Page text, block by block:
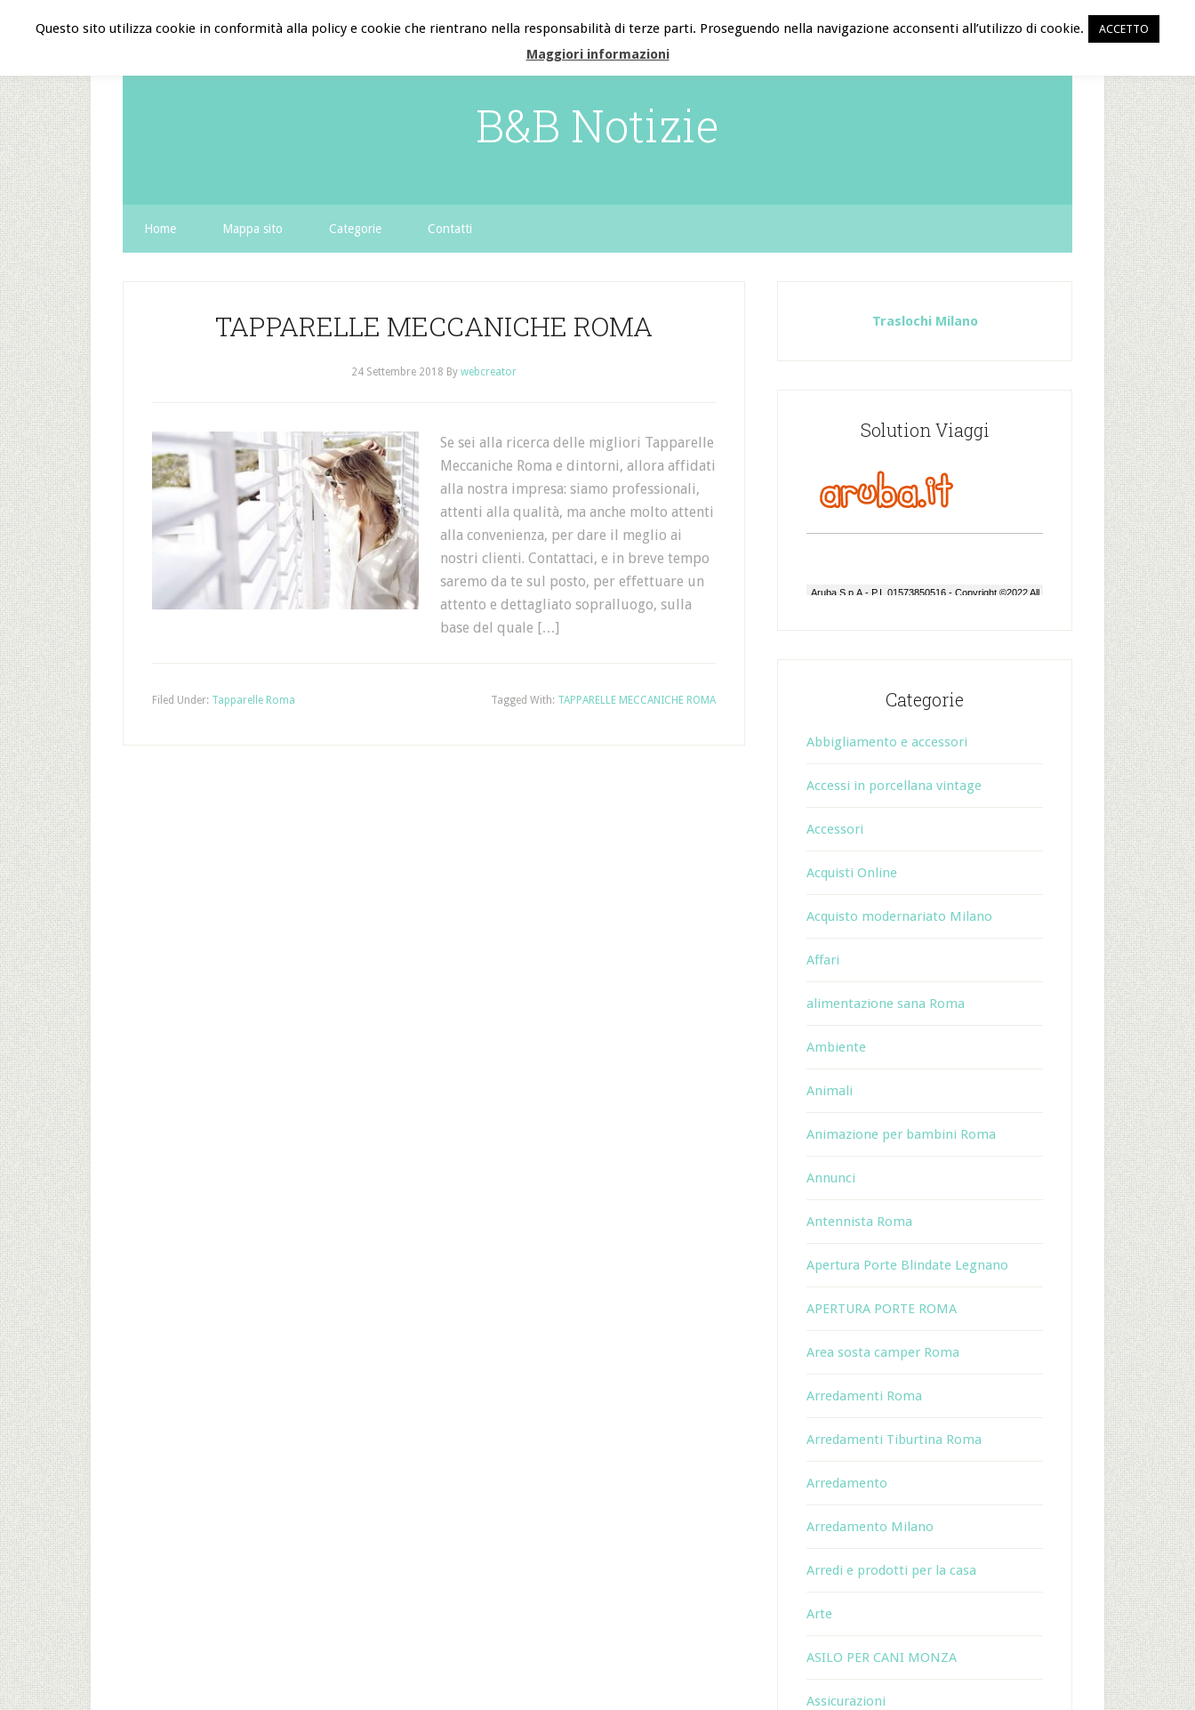
B&B Notizie
Home Mappa sito Categorie Contatti
TAPPARELLE MECCANICHE ROMA
24 Settembre 2018 By webcreator
Se sei alla ricerca delle migliori Tapparelle
Meccaniche Roma e dintorni, allora affidati
alla nostra impresa: siamo professionali,
attenti alla qualità, ma anche molto attenti
alla convenienza, per dare il meglio ai
nostri clienti. Contattaci, e in breve tempo
saremo da te sul posto, per effettuare un
attento e dettagliato sopralluogo, sulla
base del quale […]
Filed Under: Tapparelle Roma Tagged With: TAPPARELLE MECCANICHE ROMA
Traslochi Milano
Solution Viaggi
Categorie
Abbigliamento e accessori
Accessi in porcellana vintage
Accessori
Acquisti Online
Acquisto modernariato Milano
Affari
alimentazione sana Roma
Ambiente
Animali
Animazione per bambini Roma
Annunci
Antennista Roma
Apertura Porte Blindate Legnano
APERTURA PORTE ROMA
Area sosta camper Roma
Arredamenti Roma
Arredamenti Tiburtina Roma
Arredamento
Arredamento Milano
Arredi e prodotti per la casa
Arte
ASILO PER CANI MONZA
Assicurazioni
Questo sito utilizza cookie in conformità alla policy e cookie che rientrano nella responsabilità di terze parti. Proseguendo nella navigazione acconsenti all’utilizzo di cookie. ACCETTO
Maggiori informazioni